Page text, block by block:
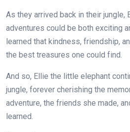
As they arrived back in their jungle,
adventures could be both exciting
learned that kindness, friendship,
the best treasures one could find.
And so, Ellie the little elephant
jungle, forever cherishing the
adventure, the friends she made,
learned.